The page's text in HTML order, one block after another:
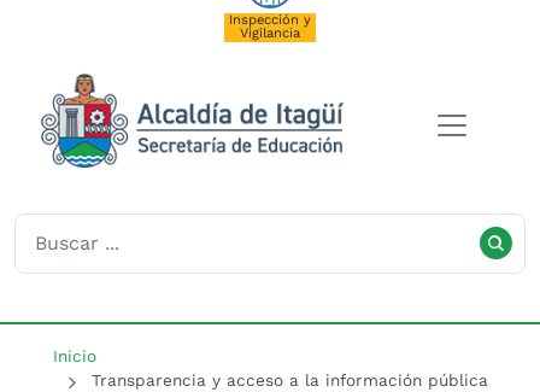
Inspección y
Vigilancia
Inicio
Transparencia y acceso a la información pública